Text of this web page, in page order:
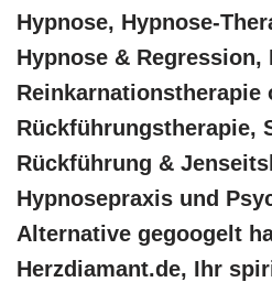
Hypnose, Hypnose-
Hypnose &
Reinkarnationstherapie
Rückführungstherapie,
Rückführung &
Hypnosepraxis und
Alternative gegoogelt
Herzdiamant.de, Ihr